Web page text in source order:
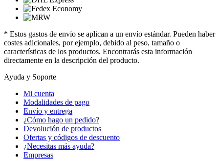
* Estos gastos de envío se aplican a un envío estándar. Pueden haber
costes adicionales, por ejemplo, debido al peso, tamaño o
características de los productos. Encontrarás esta información
directamente en la descripción del producto.
Ayuda y Soporte
Mi cuenta
Modalidades de pago
Envío y entrega
¿Cómo hago un pedido?
Devolución de productos
Ofertas y códigos de descuento
¿Necesitas más ayuda?
Empresas